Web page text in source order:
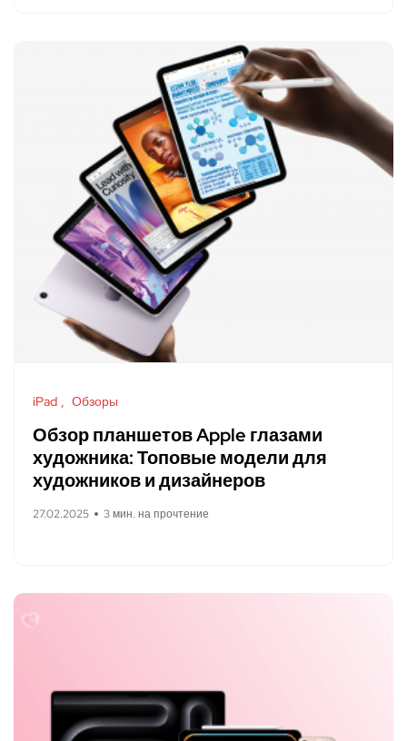
iPad Обзоры
Обзор планшетов Apple глазами
художника: Топовые модели для
художников и дизайнеров
27.02.2025 3 мин. на прочтение